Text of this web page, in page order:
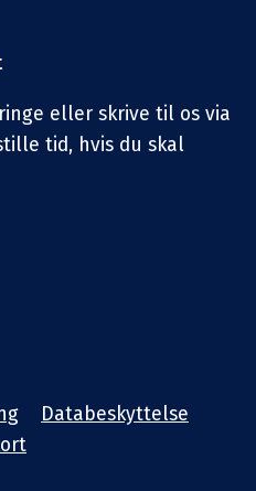
eller skrive til os via
tid, hvis du skal
Databeskyttelse